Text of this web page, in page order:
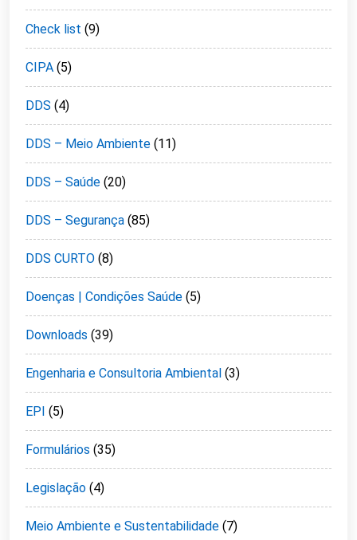
Check list (9)
CIPA (5)
DDS (4)
DDS – Meio Ambiente (11)
DDS – Saúde (20)
DDS – Segurança (85)
DDS CURTO (8)
Doenças | Condições Saúde (5)
Downloads (39)
Engenharia e Consultoria Ambiental (3)
EPI (5)
Formulários (35)
Legislação (4)
Meio Ambiente e Sustentabilidade (7)